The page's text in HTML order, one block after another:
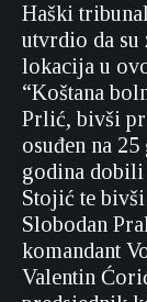
Haški
utvrdio da
lokacija u
“Koštana
Prlić, bivši
osuđen na
godina dobili
Stojić te
Slobodan
komandant
Valentin